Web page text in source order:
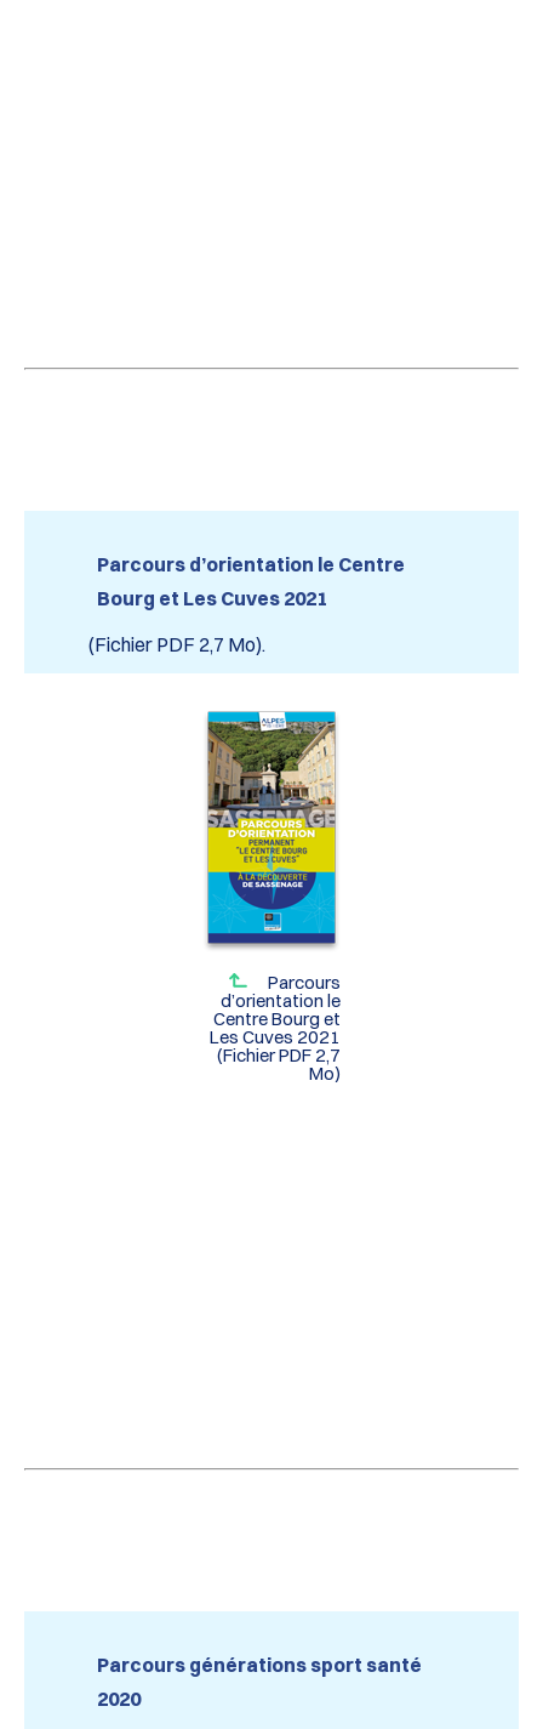
Parcours d’orientation le Centre
Bourg et Les Cuves 2021
(Fichier PDF 2,7 Mo).
Parcours
d’orientation le
Centre Bourg et
Les Cuves 2021
(Fichier PDF 2,7
Mo)
Parcours générations sport santé
2020